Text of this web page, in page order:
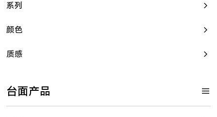
系列
颜色
质感
台面产品